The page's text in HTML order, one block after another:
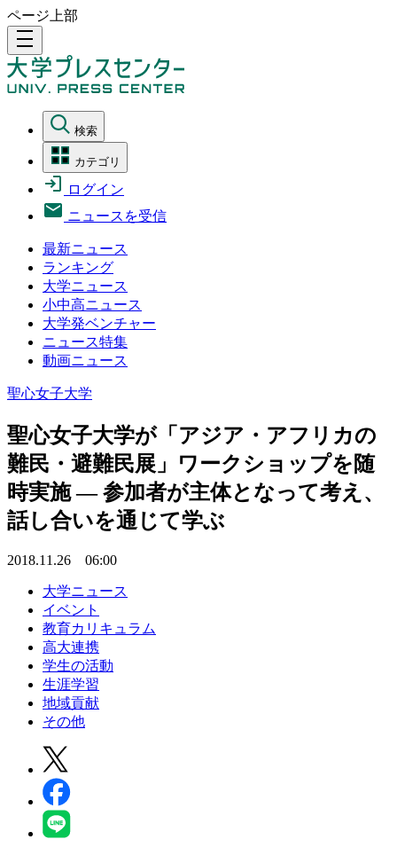
ページ上部
density_medium
検索
カテゴリ
ログイン
ニュースを受信
最新ニュース
ランキング
大学ニュース
小中高ニュース
大学発ベンチャー
ニュース特集
動画ニュース
聖心女子大学
聖心女子大学が「アジア・アフリカの
難民・避難民展」ワークショップを随
時実施 — 参加者が主体となって考え、
話し合いを通じて学ぶ
2018.11.26 06:00
大学ニュース
イベント
教育カリキュラム
高大連携
学生の活動
生涯学習
地域貢献
その他